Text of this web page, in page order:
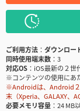
ご利用方法
ダウンロー
同時使用端末数
3
対応OS
iOS最新の２世
※コンテンツの使用にあ
※Androidは、Android２
末（Xperia、GALAXY、
必要メモリ容量
24 MB